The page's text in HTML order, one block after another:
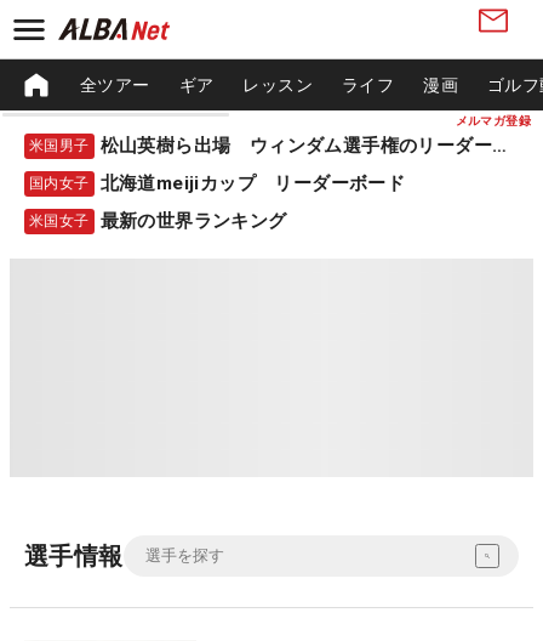
メルマガ登録
全ツアー ギア レッスン ライフ 漫画 ゴル
米国男子 松山英樹ら出場 ウィンダム選手権のリーダーボード
国内女子 北海道meijiカップ リーダーボード
米国女子 最新の世界ランキング
選手情報